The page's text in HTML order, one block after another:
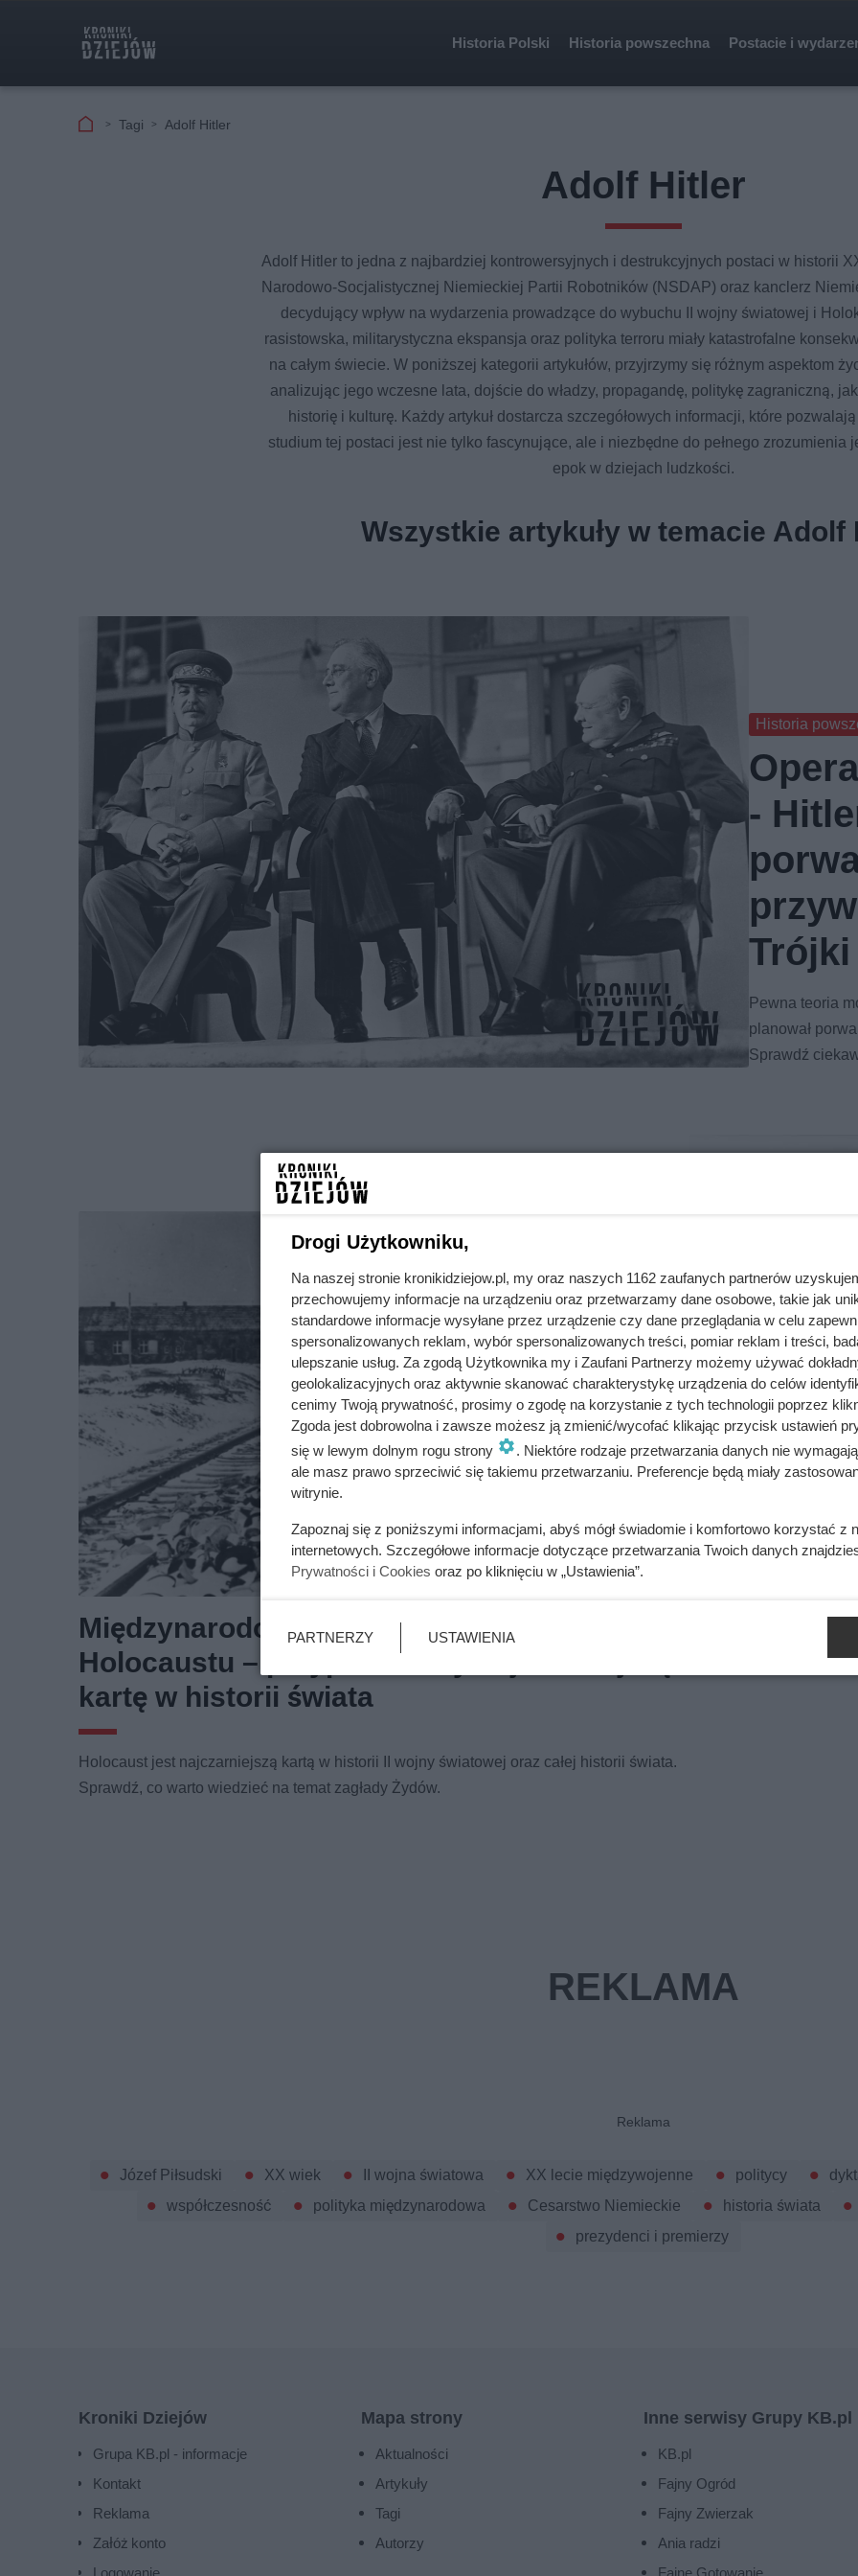
Historia Polski Historia powszechna Postacie i
Tagi Adolf Hitler
Adolf Hitler
Adolf Hitler to jedna z najbardziej kontrowersyjnych i destrukcyjnych postaci w historii
Narodowo-Socjalistycznej Niemieckiej Partii Robotników (NSDAP) oraz kanclerz
decydujący wpływ na wydarzenia prowadzące do wybuchu II wojny światowej i
rasistowska, militarystyczna ekspansja oraz polityka terroru miały katastrofalne
na całym świecie. W poniższej kategorii artykułów, przyjrzymy się różnym aspektom
analizując jego wczesne lata, dojście do władzy, propagandę, politykę zagraniczną,
historię i kulturę. Każdy artykuł dostarcza szczegółowych informacji, które
studium tej postaci jest nie tylko fascynujące, ale i niezbędne do pełnego zrozumienia
epok w dziejach ludzkości.
Wszystkie artykuły w temacie Adolf
Historia
-
Trójki
Pewna teoria
planował
Sprawdź
Międzynarodowy Dzień Pamięci o Ofiarach
Holocaustu – przypominamy najczarniejszą
kartę w historii świata
Holocaust jest najczarniejszą kartą w historii II wojny światowej oraz całej historii świata.
Sprawdź, co warto wiedzieć na temat zagłady Żydów.
Zbrodnie
ludności
kampanii
W trakcie kampanii
licznych zbrodni na
Józef Piłsudski XX wiek II wojna światowa XX lecie międzywojenne politycy
współczesność
polityka międzynarodowa Cesarstwo Niemieckie historia świata
prezydenci i premierzy
Kroniki Dziejów
Grupa KB.pl - informacje
Kontakt
Reklama
Załóż konto
Mapa strony
Aktualności
Artykuły
Tagi
Autorzy
Inne serwisy Grupy KB.pl
KB.pl
Fajny Ogród
Fajny Zwierzak
Ania radzi
Drogi Użytkowniku,
Na naszej stronie kronikidziejow.pl, my oraz naszych 1162 zaufanych partnerów
przechowujemy informacje na urządzeniu oraz przetwarzamy dane osobowe, takie jak
standardowe informacje wysyłane przez urządzenie czy dane przeglądania w celu
spersonalizowanych reklam, wybór spersonalizowanych treści, pomiar reklam i treści,
ulepszanie usług. Za zgodą Użytkownika my i Zaufani Partnerzy możemy używać
geolokalizacyjnych oraz aktywnie skanować charakterystykę urządzenia do celów
cenimy Twoją prywatność, prosimy o zgodę na korzystanie z tych technologii poprzez
Zgoda jest dobrowolna i zawsze możesz ją zmienić/wycofać klikając przycisk ustawień
się w lewym dolnym rogu strony
. Niektóre rodzaje przetwarzania danych nie
ale masz prawo sprzeciwić się takiemu przetwarzaniu. Preferencje będą miały
witrynie.
Zapoznaj się z poniższymi informacjami, abyś mógł świadomie i komfortowo korzystać z
internetowych. Szczegółowe informacje dotyczące przetwarzania Twoich danych
Prywatności i Cookies oraz po kliknięciu w „Ustawienia”.
PARTNERZY USTAWIENIA